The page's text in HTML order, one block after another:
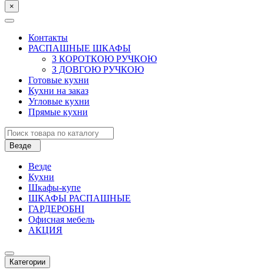
×
Контакты
РАСПАШНЫЕ ШКАФЫ
З КОРОТКОЮ РУЧКОЮ
З ДОВГОЮ РУЧКОЮ
Готовые кухни
Кухни на заказ
Угловые кухни
Прямые кухни
Везде
Везде
Кухни
Шкафы-купе
ШКАФЫ РАСПАШНЫЕ
ГАРДЕРОБНІ
Офисная мебель
АКЦИЯ
Категории